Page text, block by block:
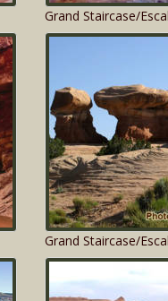
Grand Staircase/
Grand Staircase/